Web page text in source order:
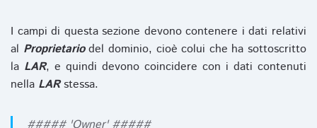
I campi di questa sezione devono contenere i dati relativi
al Proprietariodel dominio, cioè colui che ha sottoscritto
la LAR, e quindi devono coincidere con i dati contenuti
nella LARstessa.